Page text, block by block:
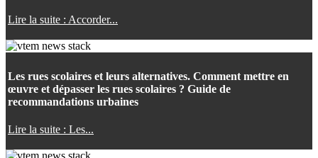
Lire la suite : Accorder...
Les rues scolaires et leurs alternatives. Comment mettre en
œuvre et dépasser les rues scolaires ? Guide de
recommandations urbaines
Lire la suite : Les...